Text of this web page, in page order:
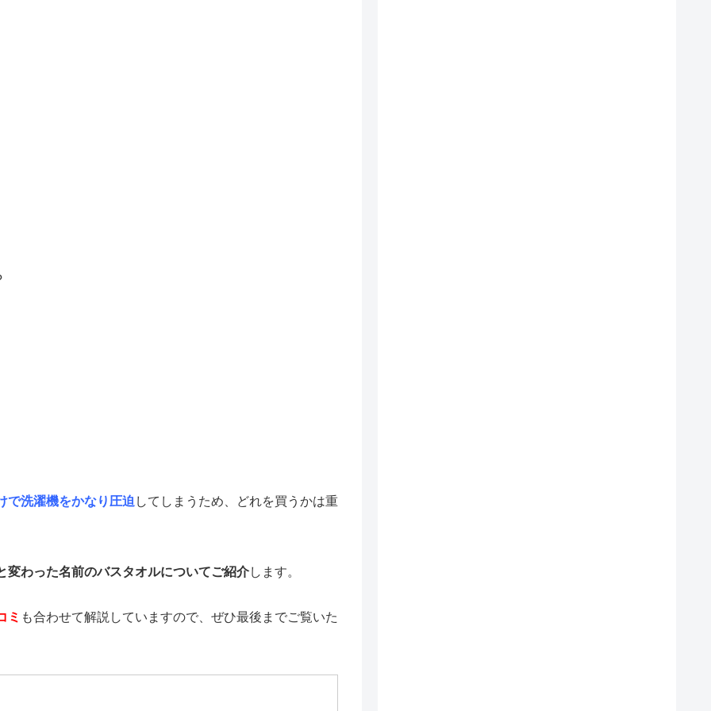
で洗濯機をかなり圧迫 してしまうため、どれを買うかは重
変わった名前のバスタオルについてご紹介します。
ミ も合わせて解説していますので、ぜひ最後までご覧いた